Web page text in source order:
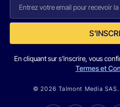
En cliquant sur s'inscrire, vous
Termes et
© 2026 Talmont Media